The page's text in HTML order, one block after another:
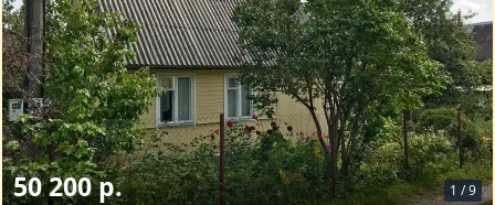
1 /9
50 200 р.